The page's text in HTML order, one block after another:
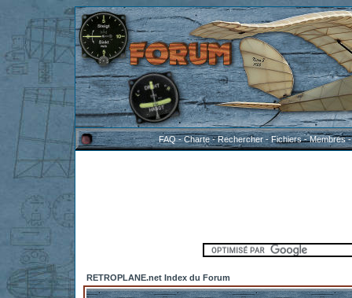
FAQ-Charte-Rechercher-Fichiers-Membres
RETROPLANE.net Index du Forum